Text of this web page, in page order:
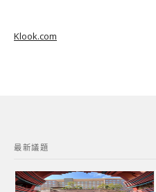
Klook.com
最新議題